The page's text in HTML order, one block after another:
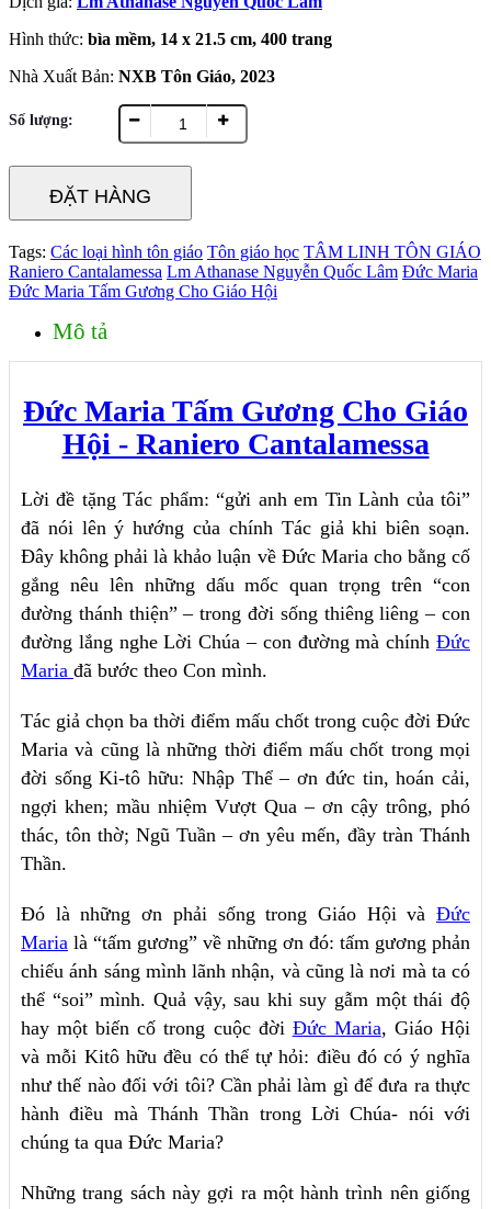
Hình thức: bìa mềm, 14 x 21.5 cm, 400 trang
Nhà Xuất Bản: NXB Tôn Giáo, 2023
Số lượng:
ĐẶT HÀNG
Tags: Các loại hình tôn giáo Tôn giáo học TÂM LINH TÔN GIÁO
Raniero Cantalamessa Lm Athanase Nguyễn Quốc Lâm Đức Maria
Đức Maria Tấm Gương Cho Giáo Hội
Mô tả
Đức Maria Tấm Gương Cho Giáo
Hội - Raniero Cantalamessa
Lời đề tặng Tác phẩm: “gửi anh em Tin Lành của tôi”
đã nói lên ý hướng của chính Tác giả khi biên soạn.
Đây không phải là khảo luận về Đức Maria cho bằng cố
gắng nêu lên những dấu mốc quan trọng trên “con
đường thánh thiện” – trong đời sống thiêng liêng – con
đường lắng nghe Lời Chúa – con đường mà chính Đức
Maria đã bước theo Con mình.
Tác giả chọn ba thời điểm mấu chốt trong cuộc đời Đức
Maria và cũng là những thời điểm mấu chốt trong mọi
đời sống Ki-tô hữu: Nhập Thể – ơn đức tin, hoán cải,
ngợi khen; mầu nhiệm Vượt Qua – ơn cậy trông, phó
thác, tôn thờ; Ngũ Tuần – ơn yêu mến, đầy tràn Thánh
Thần.
Đó là những ơn phải sống trong Giáo Hội và Đức
Maria là “tấm gương” về những ơn đó: tấm gương phản
chiếu ánh sáng mình lãnh nhận, và cũng là nơi mà ta có
thể “soi” mình. Quả vậy, sau khi suy gẫm một thái độ
hay một biến cố trong cuộc đời Đức Maria, Giáo Hội
và mỗi Kitô hữu đều có thể tự hỏi: điều đó có ý nghĩa
như thế nào đối với tôi? Cần phải làm gì để đưa ra thực
hành điều mà Thánh Thần trong Lời Chúa- nói với
chúng ta qua Đức Maria?
Những trang sách này gợi ra một hành trình nên giống